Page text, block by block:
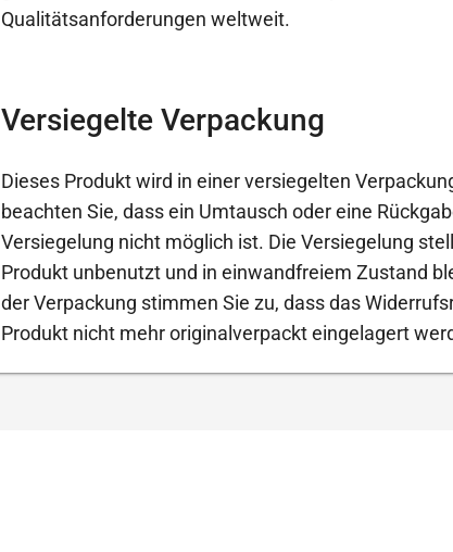
Qualitätsanforderungen weltweit.
Versiegelte Verpackung
Dieses Produkt wird in einer versiegelten
beachten Sie, dass ein Umtausch oder eine
Versiegelung nicht möglich ist. Die Versiegelung
Produkt unbenutzt und in einwandfreiem Zustand
der Verpackung stimmen Sie zu, dass das
Produkt nicht mehr originalverpackt eingelagert